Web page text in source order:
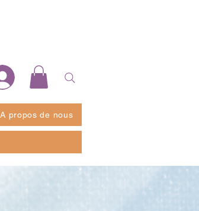
A propos de nous